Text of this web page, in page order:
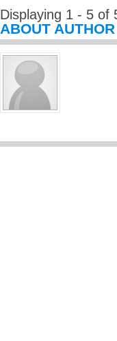
Displaying 1 - 5 of
ABOUT AUTHOR